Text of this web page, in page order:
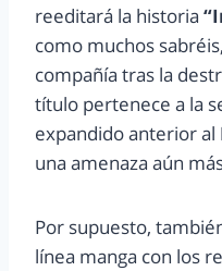
reeditará la historia
como muchos
compañía tras la
título pertenece a la
expandido anterior al
una amenaza aún
Por supuesto,
línea manga con los